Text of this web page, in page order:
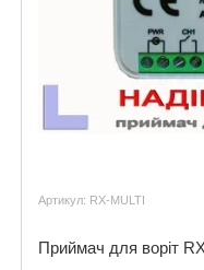
Артикул: RX-MULTI
Приймач для воріт